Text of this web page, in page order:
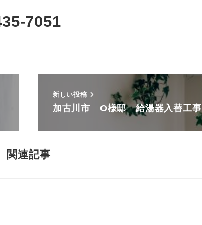
7051
新しい投稿
加古川市 O様邸 給湯器入替工事
関連記事